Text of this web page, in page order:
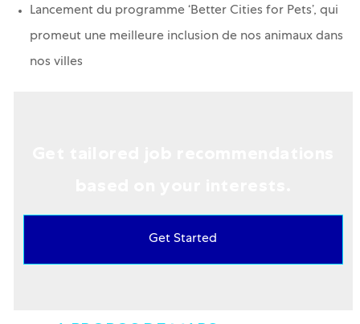
Lancement du programme ‘Better Cities for Pets’, qui
promeut une meilleure inclusion de nos animaux dans
nos villes
Get Started